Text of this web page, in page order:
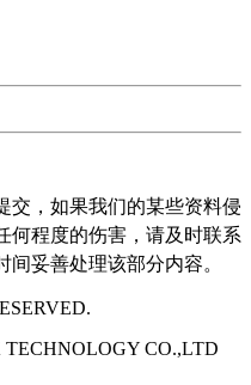
交，如果我们的某些资料侵
何程度的伤害，请及时联系
妥善处理该部分内容。
CO.,LTD